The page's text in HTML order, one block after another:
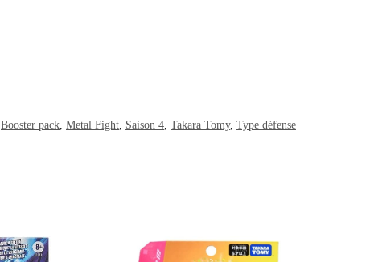
Booster pack Metal Fight Saison 4 Takara Tomy, Type défense